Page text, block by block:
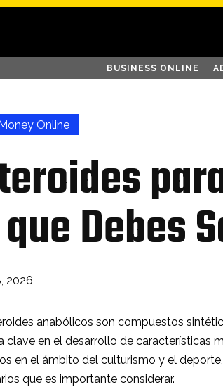
BUSINESS ONLINE
Online
Debes
2026
anabólicos son compuestos
clave en el desarrollo de características
en el ámbito del culturismo y el
que es importante considerar.